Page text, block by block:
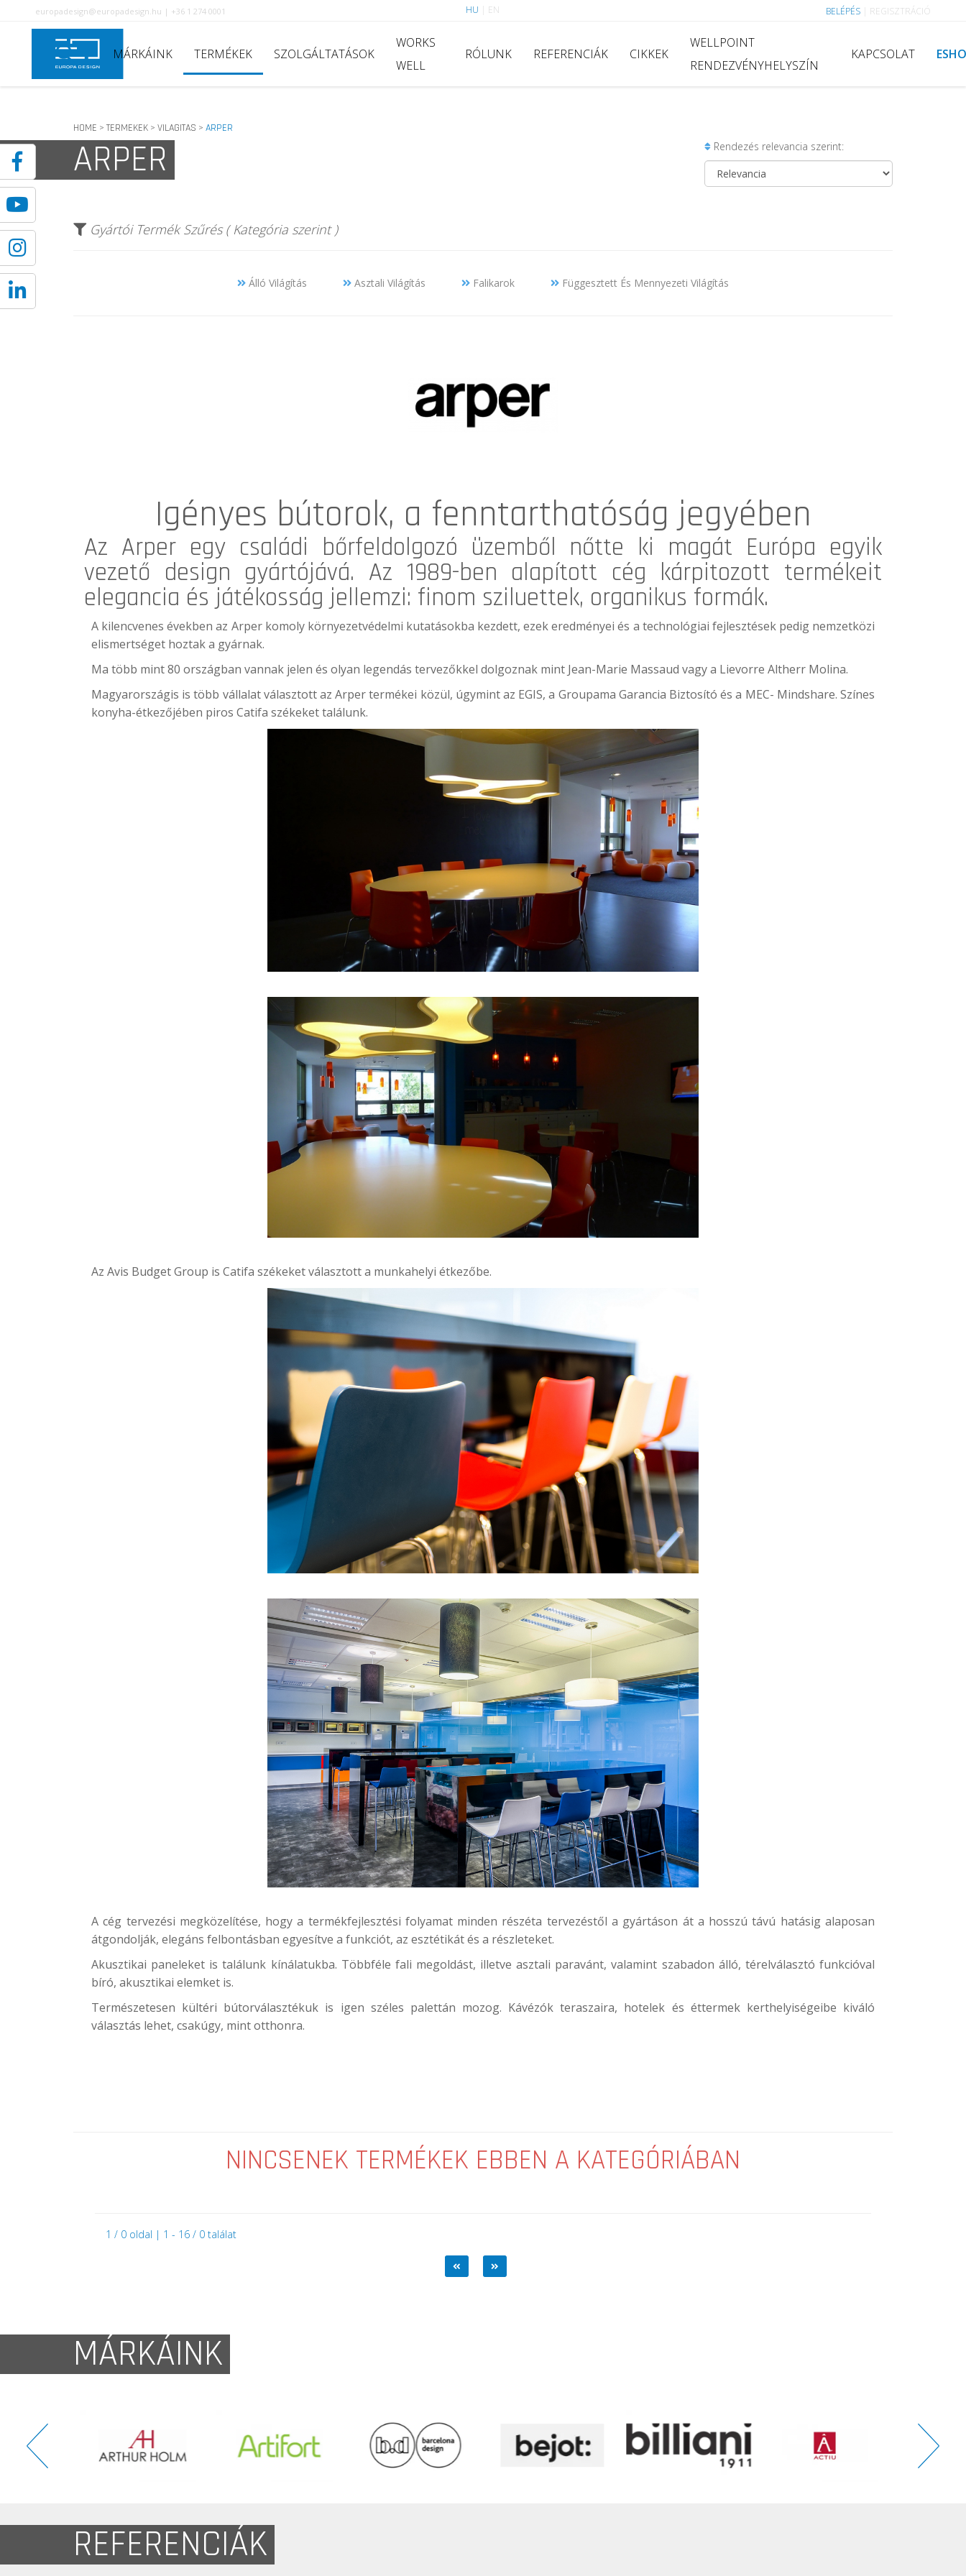
europadesign@europadesign.hu | +36 1 274 0001 HU EN BELÉPÉS REGISZTRÁCIÓ
MÁRKÁINK TERMÉKEK SZOLGÁLTATÁSOK
WORKS
WELL
RÓLUNK REFERENCIÁK CIKKEK
WELLPOINT
RENDEZVÉNYHELYSZÍN
KAPCSOLAT
HOME > TERMEKEK > VILAGITAS > ARPER
ARPER Rendezés relevancia szerint:
Gyártói Termék Szűrés ( Kategória szerint )
Álló Világítás Asztali Világítás Falikarok Függesztett És Mennyezeti Világítás
Igényes bútorok, a fenntarthatóság jegyében
Az Arperegy családi bőrfeldolgozó üzemből nőtte ki magát Európa egyik
vezető design gyártójává. Az 1989-ben alapított cég kárpitozott termékeit
elegancia és játékosság jellemzi: finom sziluettek, organikus formák.
A kilencvenes években az Arper komoly környezetvédelmi kutatásokba kezdett, ezek eredményei és a technológiai fejlesztések pedig nemzetközi
elismertséget hoztak a gyárnak.
Ma több mint 80 országban vannak jelen és olyan legendás tervezőkkel dolgoznak mint Jean-Marie Massaud vagy a Lievorre Altherr Molina.
Magyarországis is több vállalat választott az Arper termékei közül, úgymint az EGIS, a Groupama Garancia Biztosító és a MEC- Mindshare. Színes
konyha-étkezőjében piros Catifa székeket találunk.
Az Avis Budget Group is Catifa székeket választott a munkahelyi étkezőbe.
A cég tervezési megközelítése, hogy a termékfejlesztési folyamat minden részéta tervezéstől a gyártáson át a hosszú távú hatásig alaposan
átgondolják, elegáns felbontásban egyesítve a funkciót, az esztétikát és a részleteket.
Akusztikai paneleket is találunk kínálatukba. Többféle fali megoldást, illetve asztali paravánt, valamint szabadon álló, térelválasztó funkcióval
bíró, akusztikai elemket is.
Természetesen kültéri bútorválasztékuk is igen széles palettán mozog. Kávézók teraszaira, hotelek és éttermek kerthelyiségeibe kiváló
választás lehet, csakúgy, mint otthonra.
NINCSENEK TERMÉKEK EBBEN A KATEGÓRIÁBAN
1 / 0 oldal | 1 - 16 / 0 találat
MÁRKÁINK
REFERENCIÁK